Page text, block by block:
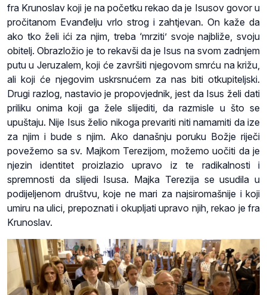
fra Krunoslav koji je na početku rekao da je Isusov govor u
pročitanom Evanđelju vrlo strog i zahtjevan. On kaže da
ako tko želi ići za njim, treba ‘mrziti’ svoje najbliže, svoju
obitelj. Obrazložio je to rekavši da je Isus na svom zadnjem
putu u Jeruzalem, koji će završiti njegovom smrću na križu,
ali koji će njegovim uskrsnućem za nas biti otkupiteljski.
Drugi razlog, nastavio je propovjednik, jest da Isus želi dati
priliku onima koji ga žele slijediti, da razmisle u što se
upuštaju. Nije Isus želio nikoga prevariti niti namamiti da ize
za njim i bude s njim. Ako današnju poruku Božje riječi
povežemo sa sv. Majkom Terezijom, možemo uočiti da je
njezin identitet proizlazio upravo iz te radikalnosti i
spremnosti da slijedi Isusa. Majka Terezija se usudila u
podijeljenom društvu, koje ne mari za najsiromašnije i koji
umiru na ulici, prepoznati i okupljati upravo njih, rekao je fra
Krunoslav.